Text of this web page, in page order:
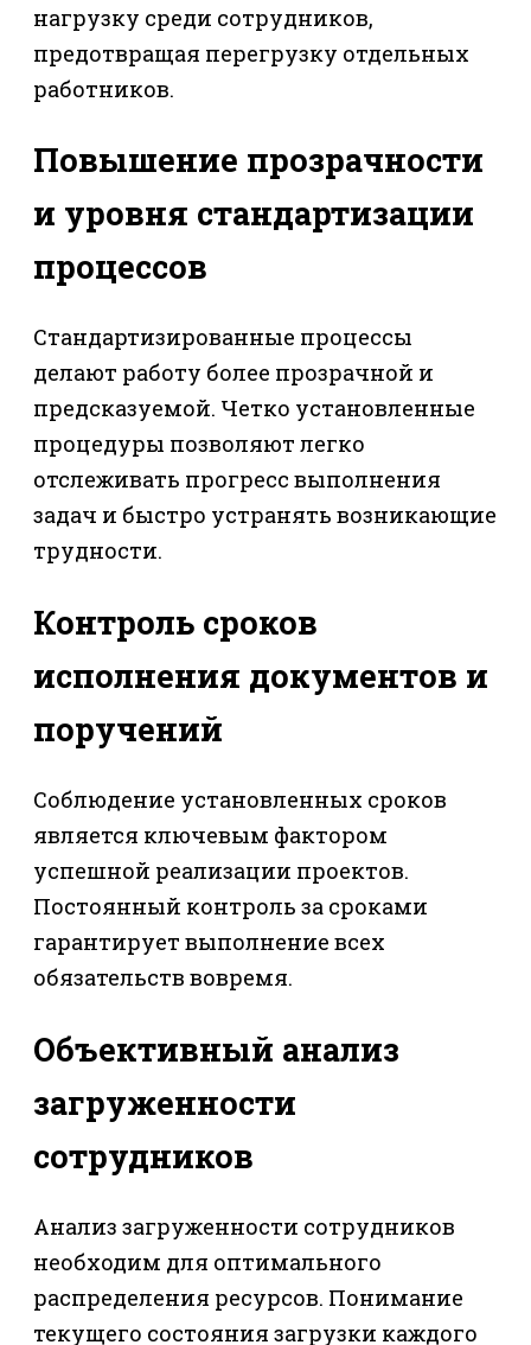
нагрузку среди сотрудников,
предотвращая перегрузку отдельных
работников.
Повышение прозрачности
и уровня стандартизации
процессов
Стандартизированные процессы
делают работу более прозрачной и
предсказуемой. Четко установленные
процедуры позволяют легко
отслеживать прогресс выполнения
задач и быстро устранять возникающие
трудности.
Контроль сроков
исполнения документов и
поручений
Соблюдение установленных сроков
является ключевым фактором
успешной реализации проектов.
Постоянный контроль за сроками
гарантирует выполнение всех
обязательств вовремя.
Объективный анализ
загруженности
сотрудников
Анализ загруженности сотрудников
необходим для оптимального
распределения ресурсов. Понимание
текущего состояния загрузки каждого